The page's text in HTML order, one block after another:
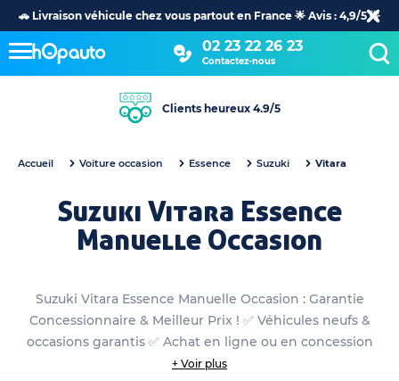
🚗 Livraison véhicule chez vous partout en France 🌟 Avis : 4,9/5 🌟
02 23 22 26 23
Contactez-nous
Clients heureux 4.9/5
Accueil Voiture occasion Essence Suzuki Vitara
Suzuki Vitara Essence
Manuelle Occasion
Suzuki Vitara Essence Manuelle Occasion : Garantie
Concessionnaire & Meilleur Prix ! ✅ Véhicules neufs &
occasions garantis ✅ Achat en ligne ou en concession
+ Voir plus